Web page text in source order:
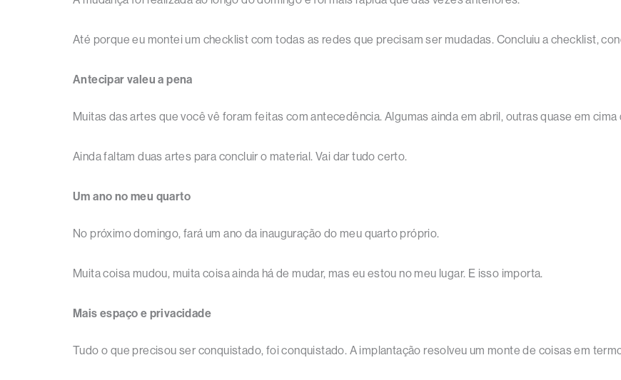
Até porque eu montei um checklist com todas as redes que precisam ser mudadas. Concluiu a checklist,
Antecipar valeu a pena
Muitas das artes que você vê foram feitas com antecedência. Algumas ainda em abril, outras quase em cima
Ainda faltam duas artes para concluir o material. Vai dar tudo certo.
Um ano no meu quarto
No próximo domingo, fará um ano da inauguração do meu quarto próprio.
Muita coisa mudou, muita coisa ainda há de mudar, mas eu estou no meu lugar. E isso importa.
Mais espaço e privacidade
Tudo o que precisou ser conquistado, foi conquistado. A implantação resolveu um monte de coisas em